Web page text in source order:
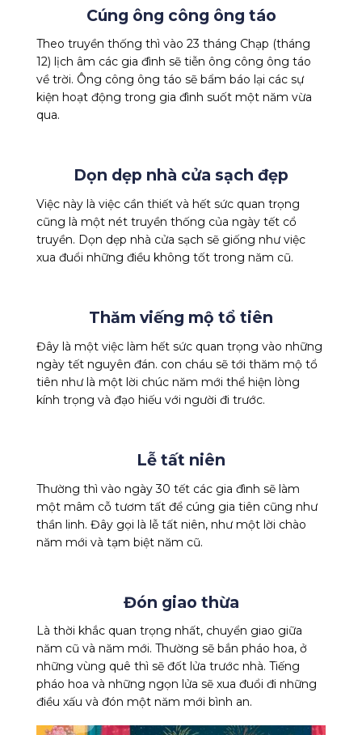
Cúng ông công ông táo
Theo truyền thống thì vào 23 tháng Chạp (tháng
12) lịch âm các gia đình sẽ tiễn ông công ông táo
về trời. Ông công ông táo sẽ bẩm báo lại các sự
kiện hoạt động trong gia đình suốt một năm vừa
qua.
Dọn dẹp nhà cửa sạch đẹp
Việc này là việc cần thiết và hết sức quan trọng
cũng là một nét truyền thống của ngày tết cổ
truyền. Dọn dẹp nhà cửa sạch sẽ giống như việc
xua đuổi những điều không tốt trong năm cũ.
Thăm viếng mộ tổ tiên
Đây là một việc làm hết sức quan trọng vào những
ngày tết nguyên đán. con cháu sẽ tới thăm mộ tổ
tiên như là một lời chúc năm mới thể hiện lòng
kính trọng và đạo hiếu với người đi trước.
Lễ tất niên
Thường thì vào ngày 30 tết các gia đình sẽ làm
một mâm cỗ tươm tất để cúng gia tiên cũng như
thần linh. Đây gọi là lễ tất niên, như một lời chào
năm mới và tạm biệt năm cũ.
Đón giao thừa
Là thời khắc quan trọng nhất, chuyển giao giữa
năm cũ và năm mới. Thường sẽ bắn pháo hoa, ở
những vùng quê thì sẽ đốt lửa trước nhà. Tiếng
pháo hoa và những ngọn lửa sẽ xua đuổi đi những
điều xấu và đón một năm mới bình an.